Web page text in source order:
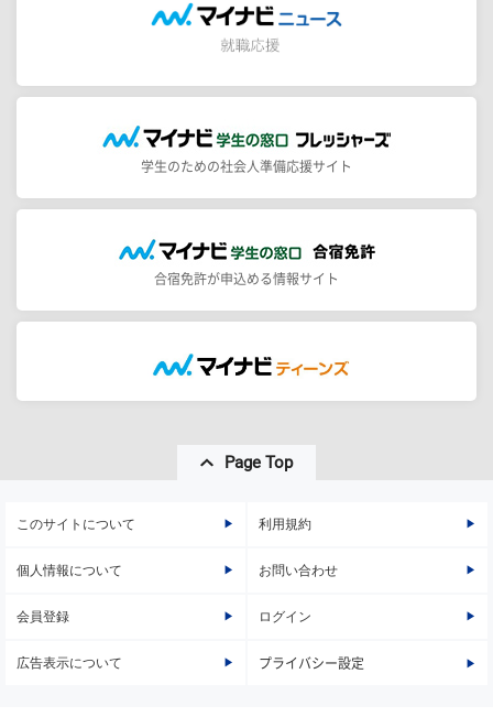
学生のための社会人準備応援サイト
合宿免許が申込める情報サイト
Page Top
このサイトについて 利用規約
個人情報について お問い合わせ
会員登録 ログイン
広告表示について プライバシー設定